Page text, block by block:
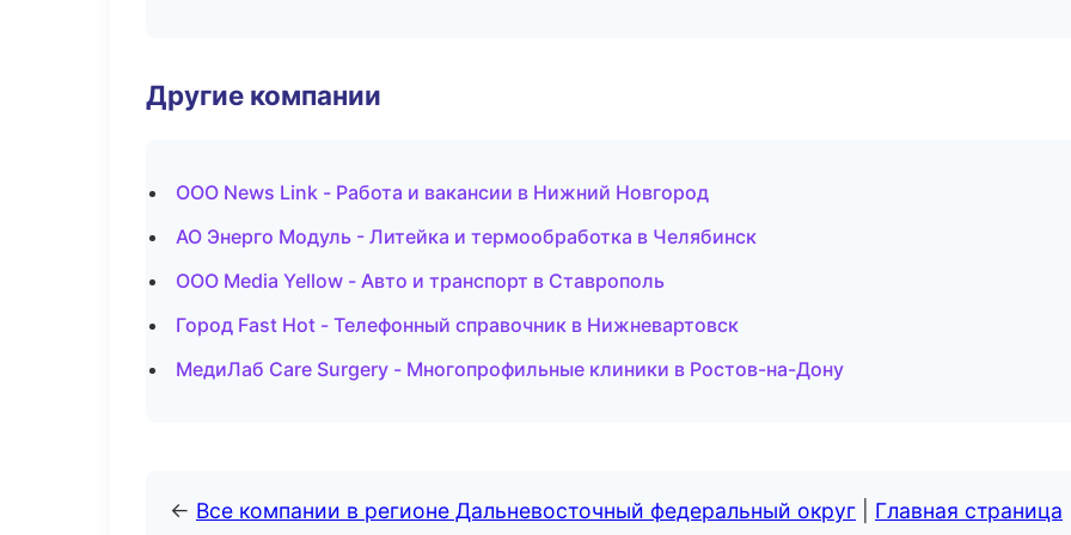
Другие компании
ООО News Link - Работа и вакансии в Нижний Новгород
АО Энерго Модуль - Литейка и термообработка в Челябинск
ООО Media Yellow - Авто и транспорт в Ставрополь
Город Fast Hot - Телефонный справочник в Нижневартовск
МедиЛаб Care Surgery - Многопрофильные клиники в Ростов-на-Дону
← Все компании в регионе Дальневосточный федеральный округ Главная страница